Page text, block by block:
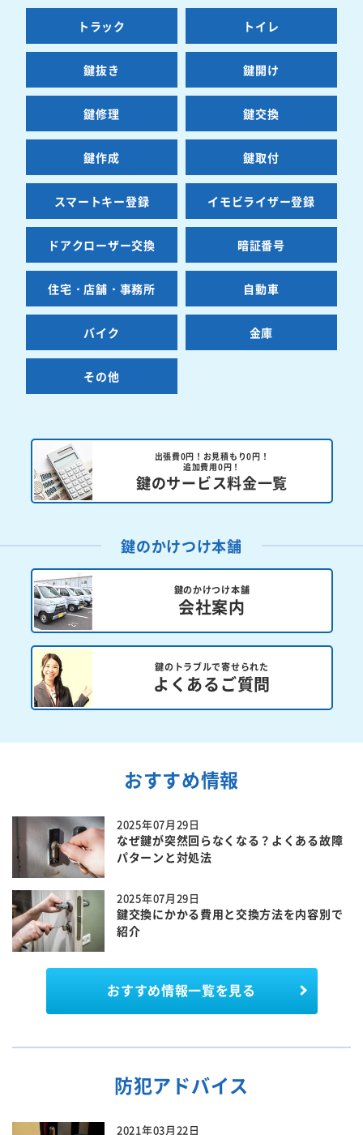
トラック トイレ
鍵抜き 鍵開け
鍵修理 鍵交換
鍵作成 鍵取付
スマートキー登録 イモビライザー登録
ドアクローザー交換 暗証番号
住宅・店舗・事務所 自動車
バイク 金庫
その他
出張費0円！お見積もり0円！
追加費用0円！
鍵のサービス料金一覧
鍵のかけつけ本舗
鍵のかけつけ本舗
会社案内
鍵のトラブルで寄せられた
よくあるご質問
おすすめ情報
2025年07月29日
なぜ鍵が突然回らなくなる？よくある故障
パターンと対処法
2025年07月29日
鍵交換にかかる費用と交換方法を内容別で
紹介
おすすめ情報一覧を見る
防犯アドバイス
2021年03月22日